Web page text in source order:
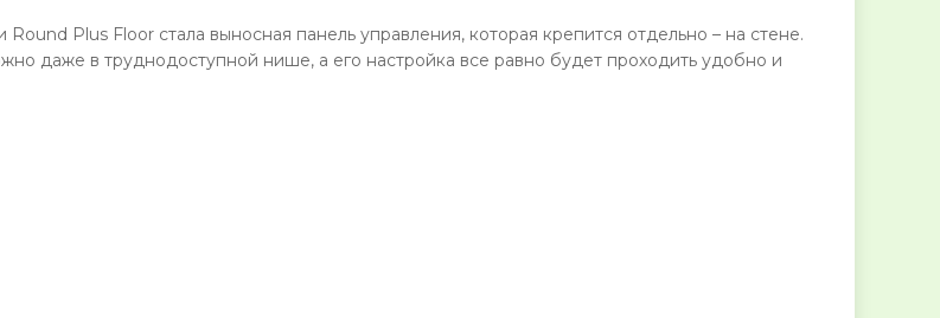
Plus Floor стала выносная панель управления, которая крепится отдельно – на стене.
даже в труднодоступной нише, а его настройка все равно будет проходить удобно и